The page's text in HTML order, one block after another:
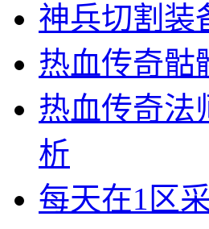
神兵切割装
热血传奇骷
热血传奇法
析
每天在1区